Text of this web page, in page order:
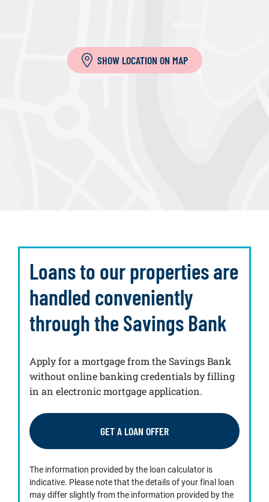
SHOW LOCATION ON MAP
Loans to our properties are
handled conveniently
through the Savings Bank
Apply for a mortgage from the Savings Bank
without online banking credentials by filling
in an electronic mortgage application.
GET A LOAN OFFER
The information provided by the loan calculator is
indicative. Please note that the details of your final loan
may differ slightly from the information provided by the